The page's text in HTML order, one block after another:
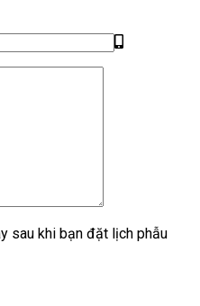
sau khi bạn đặt lịch phẫu